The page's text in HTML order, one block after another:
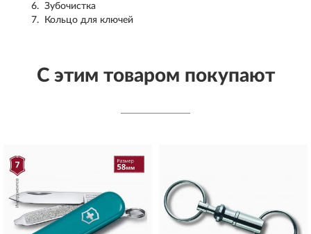
Зубочистка
Кольцо для ключей
С этим товаром покупают